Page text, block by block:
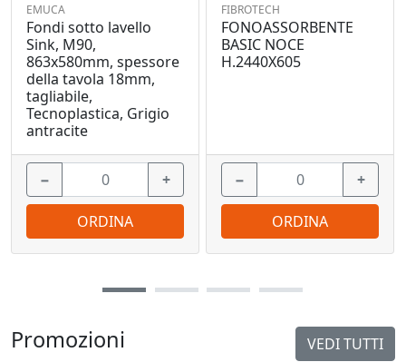
Promozioni VEDI TUTTI
EMUCA
Fondi sotto lavello
Sink, M90,
863x580mm, spessore
della tavola 18mm,
tagliabile,
Tecnoplastica, Grigio
antracite
− +
ORDINA
FIBROTECH
FONOASSORBENTE
BASIC NOCE
H.2440X605
− +
ORDINA